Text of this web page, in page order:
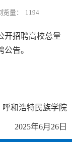
览量： 1194
开招聘高校总量
告。
呼和浩特民族学院
2025年6月26日